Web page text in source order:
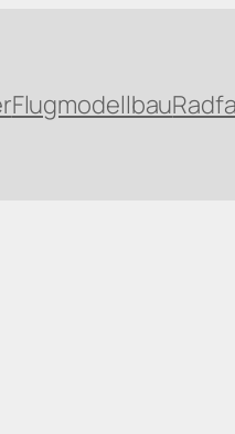
Flugmodellbau